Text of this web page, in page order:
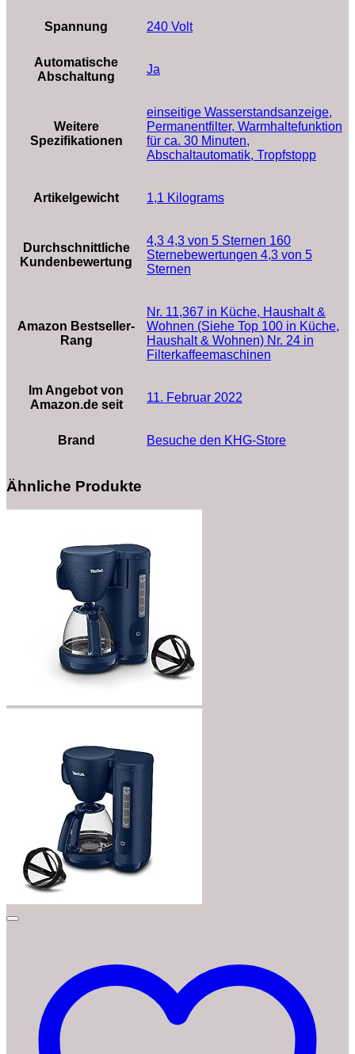
Spannung ‎240 Volt
Automatische
Abschaltung
‎Ja
Weitere
Spezifikationen
‎einseitige Wasserstandsanzeige,
Permanentfilter, Warmhaltefunktion
für ca. 30 Minuten,
Abschaltautomatik, Tropfstopp
Artikelgewicht ‎1,1 Kilograms
Durchschnittliche
Kundenbewertung
4,3 4,3 von 5 Sternen 160
Sternebewertungen 4,3 von 5
Sternen
Amazon Bestseller-
Rang
Nr. 11,367 in Küche, Haushalt &
Wohnen (Siehe Top 100 in Küche,
Haushalt & Wohnen) Nr. 24 in
Filterkaffeemaschinen
Im Angebot von
Amazon.de seit
11. Februar 2022
Brand Besuche den KHG-Store
Ähnliche Produkte